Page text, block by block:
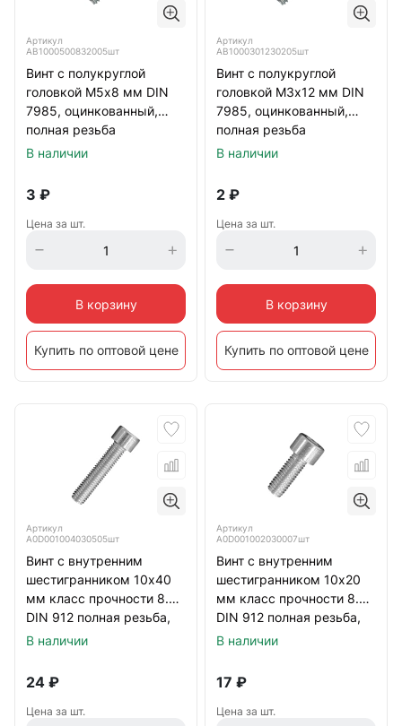
Артикул
АВ1000500832005шт
Винт с полукруглой
головкой М5х8 мм DIN
7985, оцинкованный,
полная резьба
В наличии
3 ₽
Цена за шт.
В корзину
Купить по оптовой цене
Артикул
АВ1000301230205шт
Винт с полукруглой
головкой М3х12 мм DIN
7985, оцинкованный,
полная резьба
В наличии
2 ₽
Цена за шт.
В корзину
Купить по оптовой цене
Артикул
А0D001004030505шт
Винт с внутренним
шестигранником 10х40
мм класс прочности 8.8
DIN 912 полная резьба,
оцинкованный
В наличии
24 ₽
Цена за шт.
Артикул
А0D001002030007шт
Винт с внутренним
шестигранником 10х20
мм класс прочности 8.8
DIN 912 полная резьба,
оцинкованный
В наличии
17 ₽
Цена за шт.